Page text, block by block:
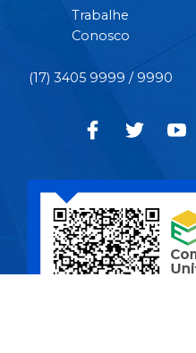
Trabalhe
Conosco
(17) 3405 9999 / 9990